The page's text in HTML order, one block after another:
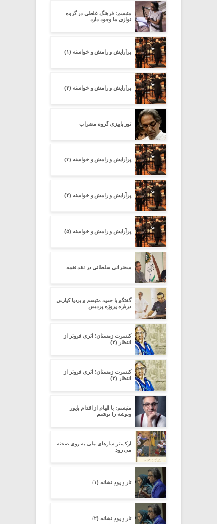
متبسم: فرهنگ غلطی در گروه
نوازی ما وجود دارد
پرآرایش و رامش و خواسته (۱)
پرآرایش و رامش و خواسته (۲)
تور پاییزی گروه مضراب
پرآرایش و رامش و خواسته (۳)
پرآرایش و رامش و خواسته (۴)
پرآرایش و رامش و خواسته (۵)
سخنرانی سلطانی در نقد نغمه
گفتگو با حمید متبسم و بردیا کیارس
درباره پروژه پردیس
کنسرت زمستان؛ اثری فروتر از
انتظار (۲)
کنسرت زمستان؛ اثری فروتر از
انتظار (۳)
متبسم: با الهام از اقدام پایور
ونوشه را نوشتم
ارکستر سازهای ملی به روی صحنه
می رود
تار و پودِ نشانه (۱)
تار و پودِ نشانه (۲)